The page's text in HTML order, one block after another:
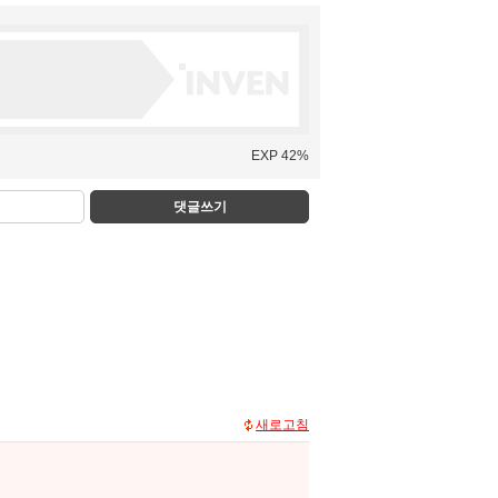
EXP 42%
댓글쓰기
새로고침